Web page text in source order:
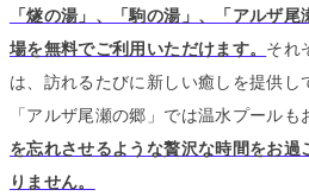
「燧の湯」、「駒の湯」、「アルザ
場を無料でご利用いただけます。 それ
は、訪れるたびに新しい癒しを提供し
「アルザ尾瀬の郷」では温水プールも
を忘れさせるような贅沢な時間をお
りません。